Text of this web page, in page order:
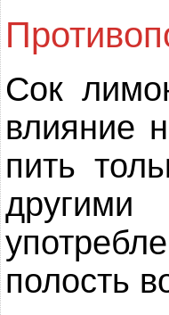
Сок
влияние
пить
полость